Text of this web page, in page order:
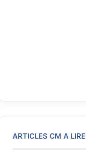
ARTICLES CM A LIRE